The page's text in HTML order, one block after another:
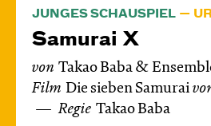
JUNGES SCHAUSPIEL
Samurai X
von Takao Baba &
Film Die sieben Samurai
Regie Takao Baba